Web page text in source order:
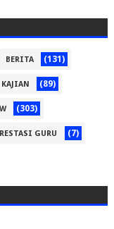
BERITA (131)
KAJIAN (89)
(303)
GURU (7)